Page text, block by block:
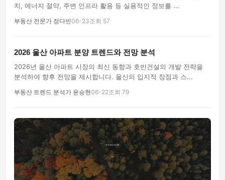
치, 에너지 절약, 주변 인프라 활용 등 실용적인 정보를 ...
부동산 전문가 정다빈06-23조회 57
2026 울산 아파트 분양 트렌드와 전망 분석
2026년 울산 아파트 시장의 최신 동향과 호반건설의 개발 전략을
분석하여 향후 전망을 제시합니다. 울산의 입지적 장점과 스...
부동산 트렌드 분석가 윤승현06-22조회 79